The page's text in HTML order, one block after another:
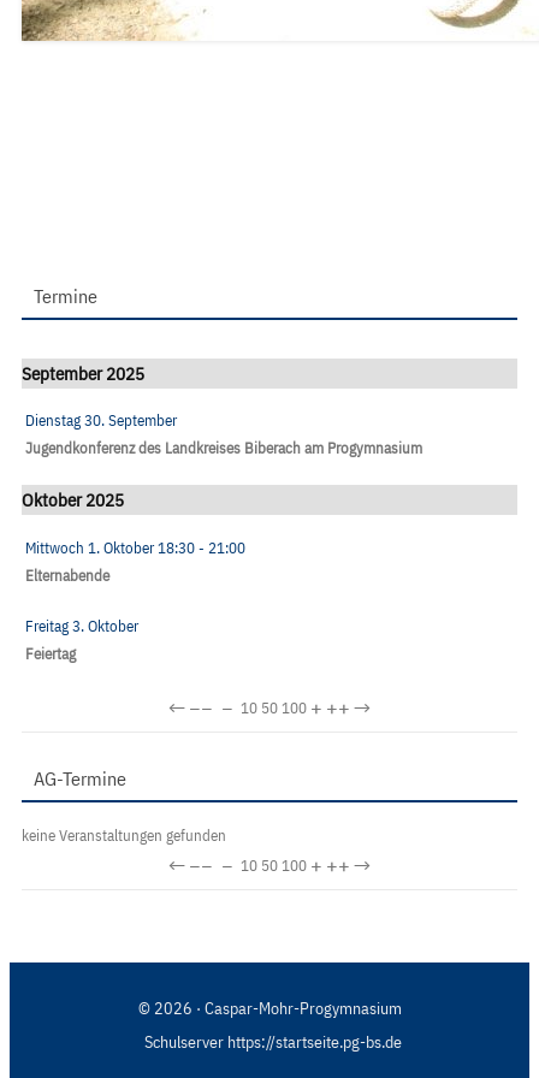
Termine
September 2025
Dienstag 30. September
Jugendkonferenz des Landkreises Biberach am Progymnasium
Oktober 2025
Mittwoch 1. Oktober18:30- 21:00
Elternabende
Freitag 3. Oktober
Feiertag
←−− − 10 50100 + ++→
AG-Termine
keine Veranstaltungen gefunden
←−− − 10 50100 + ++→
© 2026 · Caspar-Mohr-Progymnasium
Schulserver https://startseite.pg-bs.de